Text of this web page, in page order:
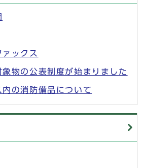
ックス
物の公表制度が始まりました
の消防備品について